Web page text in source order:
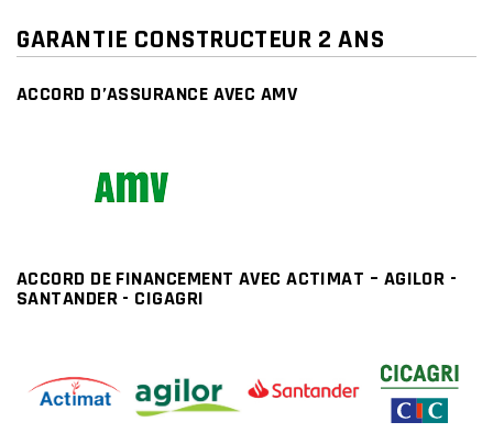
GARANTIE CONSTRUCTEUR 2 ANS
ACCORD D’ASSURANCE AVEC AMV
ACCORD DE FINANCEMENT AVEC ACTIMAT – AGILOR -
SANTANDER - CIGAGRI